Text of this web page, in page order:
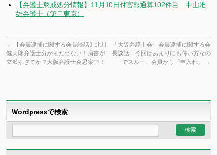
【弁護士懲戒処分情報】11月10日付官報通算102件目 中山雅
雄弁護士（第二東京）
←
【会員逮捕に関する会長談話】北川
健太郎弁護士分がまだ出ない！肩書が
立派すぎてか？大阪弁護士会思案中！
「大阪弁護士会」会員逮捕に関する会
長談話 今回はあまりにも偉い方なの
でスルー、会員から「申入れ」
→
Wordpressで検索